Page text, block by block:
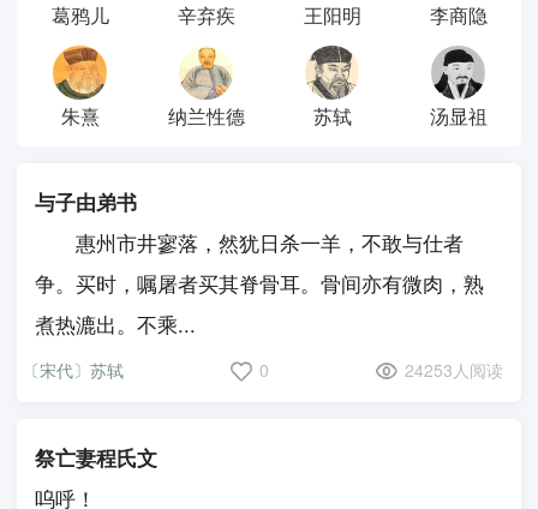
葛鸦儿 辛弃疾 王阳明 李商隐
朱熹 纳兰性德 苏轼 汤显祖
与子由弟书
惠州市井寥落，然犹日杀一羊，不敢与仕者
争。买时，嘱屠者买其脊骨耳。骨间亦有微肉，熟
煮热漉出。不乘...
〔宋代〕苏轼 0 24253人阅读
祭亡妻程氏文
呜呼！